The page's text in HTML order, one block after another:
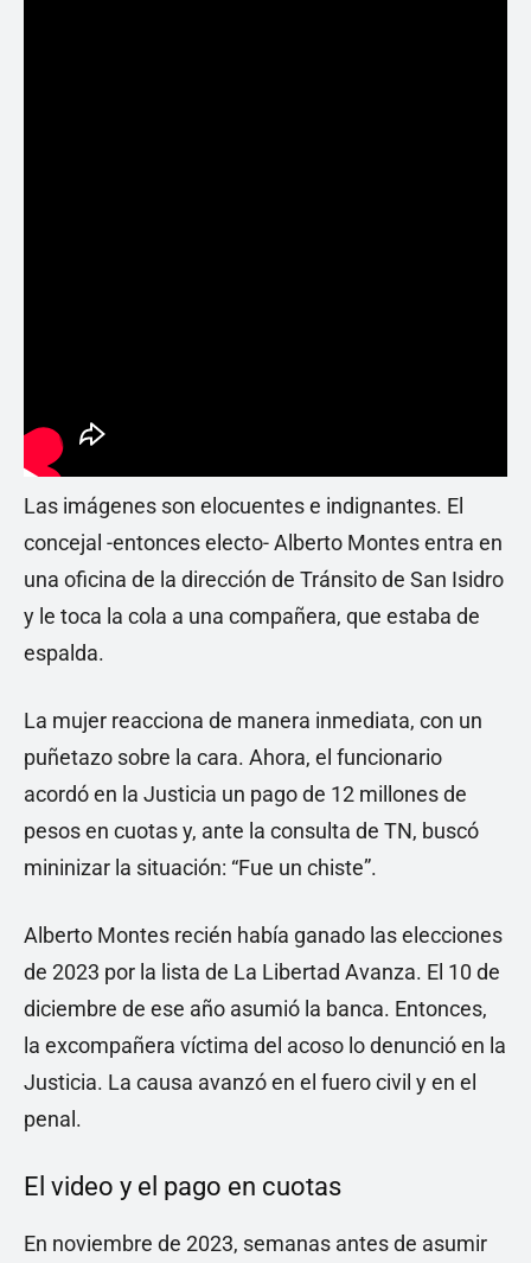
Las imágenes son elocuentes e indignantes. El
concejal -entonces electo- Alberto Montes entra en
una oficina de la dirección de Tránsito de San Isidro
y le toca la cola a una compañera, que estaba de
espalda.
La mujer reacciona de manera inmediata, con un
puñetazo sobre la cara. Ahora, el funcionario
acordó en la Justicia un pago de 12 millones de
pesos en cuotas y, ante la consulta de TN, buscó
mininizar la situación: “Fue un chiste”.
Alberto Montes recién había ganado las elecciones
de 2023 por la lista de La Libertad Avanza. El 10 de
diciembre de ese año asumió la banca. Entonces,
la excompañera víctima del acoso lo denunció en la
Justicia. La causa avanzó en el fuero civil y en el
penal.
El video y el pago en cuotas
En noviembre de 2023, semanas antes de asumir